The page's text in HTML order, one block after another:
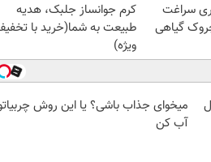
سراغت
گیاهی
کرم جوانساز جلبک، هدیه
طبیعت به شما(خرید با
ویژه)
میخوای جذاب باشی؟ یا این روش
آب کن